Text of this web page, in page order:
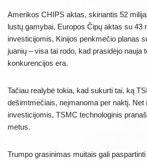
Amerikos CHIPS aktas, skiriantis 52
lustų gamybai, Europos Čipų aktas su 43
investicijomis, Kinijos penkmečio planas
juanių – visa tai rodo, kad prasidėjo nauja
konkurencijos era.
Tačiau realybė tokia, kad sukurti tai, ką
dešimtmečiais, neįmanoma per naktį.
investicijomis, TSMC technologinis
metus.
Trumpo grasinimas muitais gali